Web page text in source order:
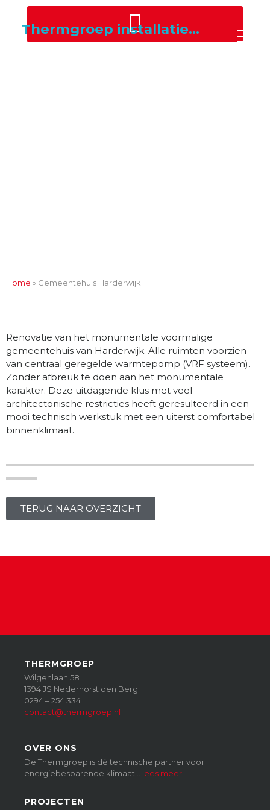
Thermgroep installatietechniek
Duurzame oplossingen voor elk installatievraagstuk. De Thermgroep is dè technische partner voor energiebesparende klimaat en warmtepomp-oplossingen.
Home » Gemeentehuis Harderwijk
Renovatie van het monumentale voormalige
gemeentehuis van Harderwijk. Alle ruimten voorzien
van centraal geregelde warmtepomp (VRF systeem).
Zonder afbreuk te doen aan het monumentale
karakter. Deze uitdagende klus met veel
architectonische restricties heeft geresulteerd in een
mooi technisch werkstuk met een uiterst comfortabel
binnenklimaat.
TERUG NAAR OVERZICHT
THERMGROEP
Wilgenlaan 58
1394 JS Nederhorst den Berg
0294 – 254 334
contact@thermgroep.nl
OVER ONS
De Thermgroep is dè technische partner voor
energiebesparende klimaat… lees meer
PROJECTEN